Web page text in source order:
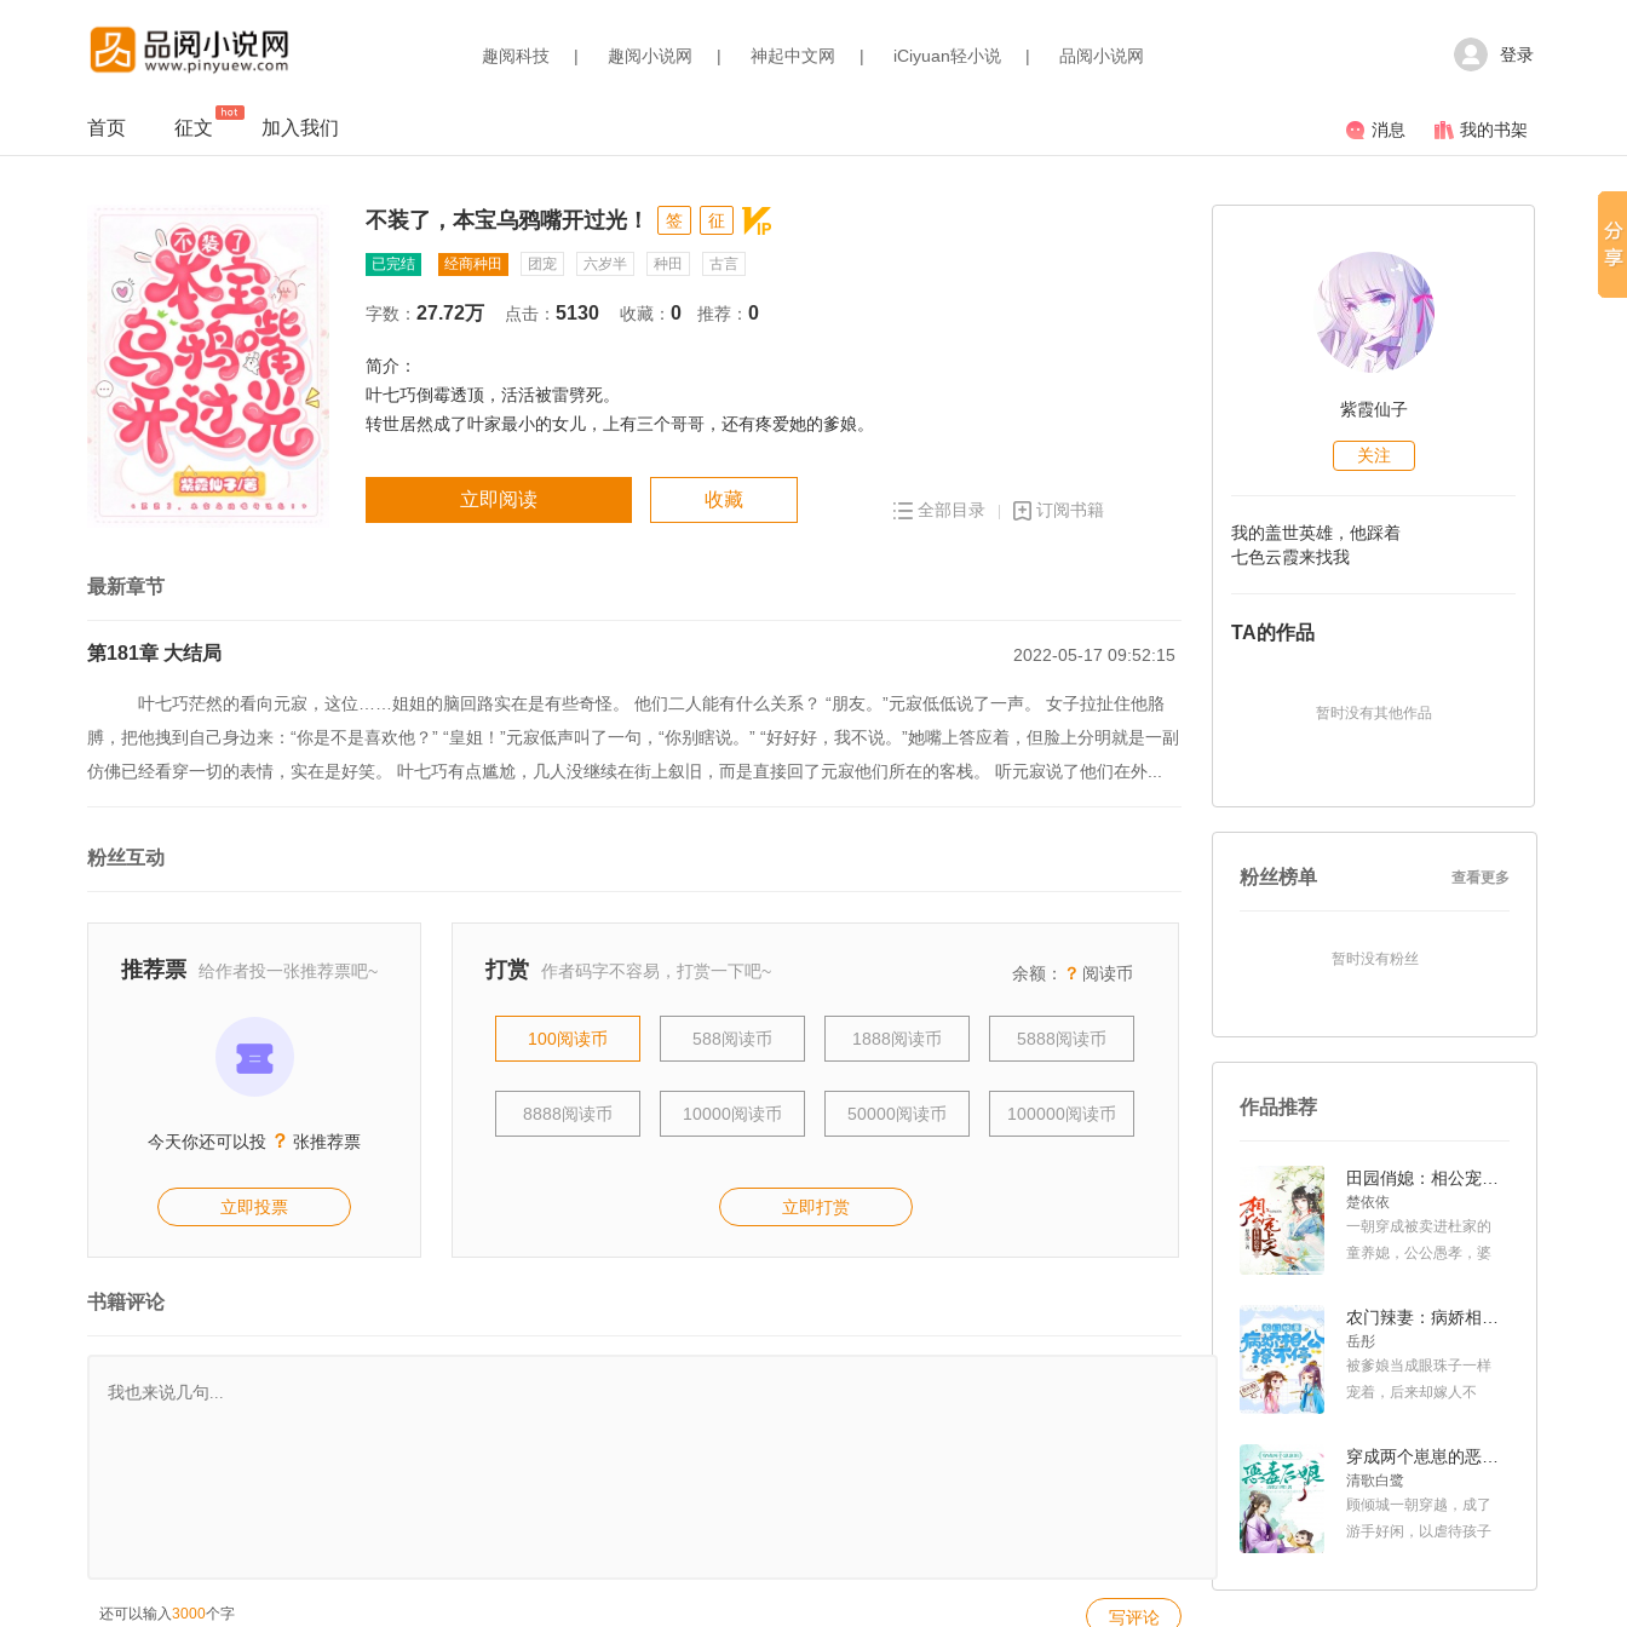
趣阅科技 | 趣阅小说网 | 神起中文网 | iCiyuan轻小说 | 品阅小说网 登录
首页 征文 加入我们 消息 我的书架
不装了，本宝乌鸦嘴开过光！ 签 征
已完结 经商种田 团宠 六岁半 种田 古言
字数： 27.72万 点击： 5130 收藏： 0 推荐： 0
简介：
叶七巧倒霉透顶，活活被雷劈死。
转世居然成了叶家最小的女儿，上有三个哥哥，还有疼爱她的爹娘。
来越穷，越来越穷……
一场意外，叶七巧发现，自己居然竟是个金口玉言。
这笔买卖划算，成交！
立即阅读 收藏 全部目录 订阅书籍
最新章节
第181章 大结局 2022-05-17 09:52:15
叶七巧茫然的看向元寂，这位……姐姐的脑回路实在是有些奇怪。 他们二人能有什么关系？ “朋友。”元寂低低说了一声。 女子拉扯住他胳
膊，把他拽到自己身边来：“你是不是喜欢他？” “皇姐！”元寂低声叫了一句，“你别瞎说。” “好好好，我不说。”她嘴上答应着，但脸上分明就是一副
仿佛已经看穿一切的表情，实在是好笑。 叶七巧有点尴尬，几人没继续在街上叙旧，而是直接回了元寂他们所在的客栈。 听元寂说了他们在外...
粉丝互动
推荐票 给作者投一张推荐票吧~
今天你还可以投 ？ 张推荐票
立即投票
打赏 作者码字不容易，打赏一下吧~ 余额： ？ 阅读币
100阅读币 588阅读币 1888阅读币 5888阅读币
8888阅读币 10000阅读币 50000阅读币 100000阅读币
立即打赏
书籍评论
还可以输入3000个字
紫霞仙子
关注
我的盖世英雄，他踩着
七色云霞来找我
TA的作品
暂时没有其他作品
粉丝榜单 查看更多
暂时没有粉丝
作品推荐
楚依依
一朝穿成被卖进杜家的
童养媳，公公愚孝，婆
缠不休，叶瑾瑜忍无可
忍撩起袖子，大吼一
声，“分家！” 分家后，
叶瑾瑜左手发家致富，
极品亲戚，小日子过得
那叫一个美滋滋！ 叶瑾
岳彤
被爹娘当成眼珠子一样
宠着，后来却嫁人不
生了。 一重生回到了被
人退下山陷害的那一
天。 原本她只想着这辈
子有仇报仇有怨报怨 ，
清歌白鹭
顾倾城一朝穿越，成了
游手好闲，以虐待孩子